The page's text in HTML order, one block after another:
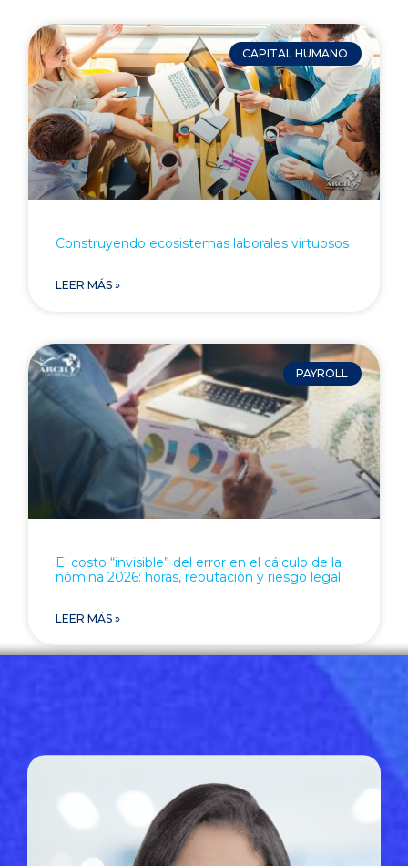
CAPITAL HUMANO
Construyendo ecosistemas laborales virtuosos
LEER MÁS »
PAYROLL
El costo “invisible” del error en el cálculo de la
nómina 2026: horas, reputación y riesgo legal
LEER MÁS »